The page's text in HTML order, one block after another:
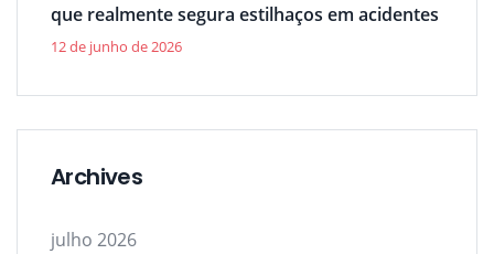
que realmente segura estilhaços em acidentes
12 de junho de 2026
Archives
julho 2026